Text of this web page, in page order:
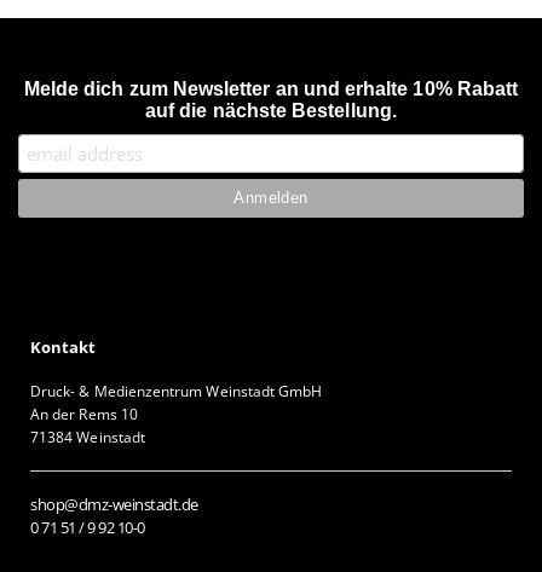
Melde dich zum Newsletter an und erhalte 10% Rabatt
auf die nächste Bestellung.
Kontakt
Druck- & Medienzentrum Weinstadt GmbH
An der Rems 10
71384 Weinstadt
shop@dmz-weinstadt.de
0 71 51 / 9 92 10-0